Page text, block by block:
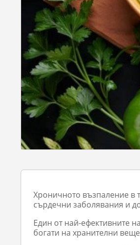
Хроничното възпаление в
сърдечни заболявания и
Един от най-ефективните
богати на хранителни